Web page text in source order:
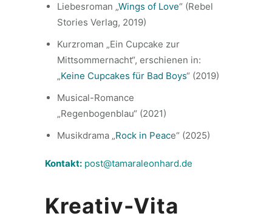
Liebesroman „Wings of Love“ (Rebel
Stories Verlag, 2019)
Kurzroman „Ein Cupcake zur
Mittsommernacht“, erschienen in:
„Keine Cupcakes für Bad Boys“ (2019)
Musical-Romance
„Regenbogenblau“ (2021)
Musikdrama „Rock in Peace“ (2025)
Kontakt: post@tamaraleonhard.de
Kreativ-Vita